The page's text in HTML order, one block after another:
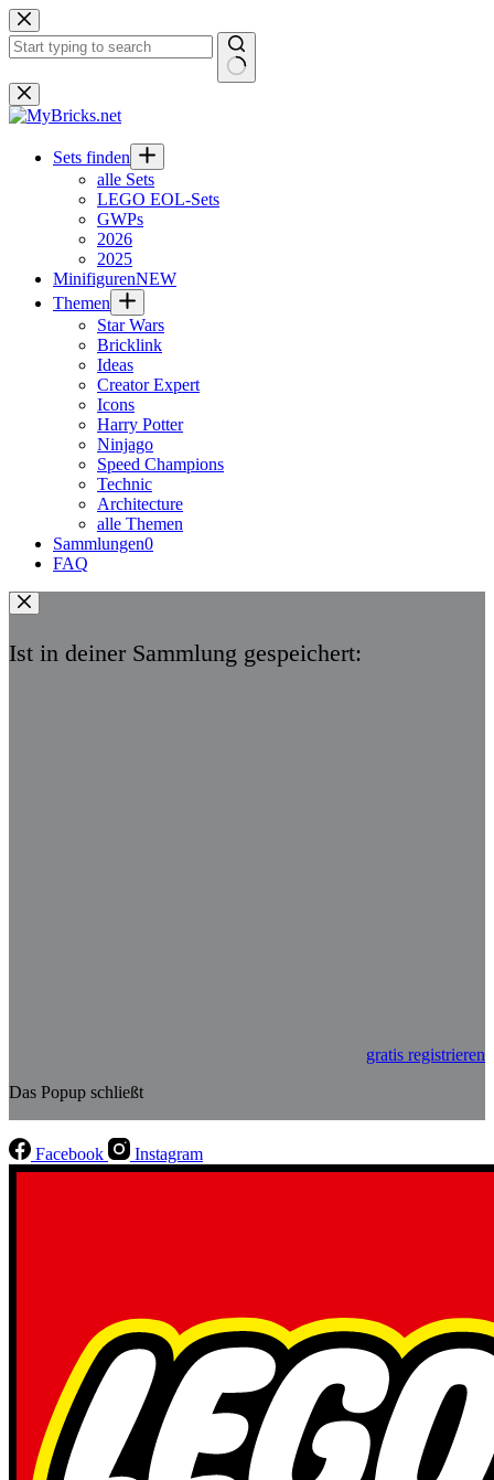
Zum
Inhalt
springen
Keine
Ergebnisse
Sets finden
alle Sets
LEGO EOL-Sets
GWPs
2026
2025
MinifigurenNEW
Themen
Star Wars
Bricklink
Ideas
Creator Expert
Icons
Harry Potter
Ninjago
Speed Champions
Technic
Architecture
alle Themen
Sammlungen0
FAQ
Ist in deiner Sammlung gespeichert:
gratis registrieren
Das Popup schließt
Facebook Instagram